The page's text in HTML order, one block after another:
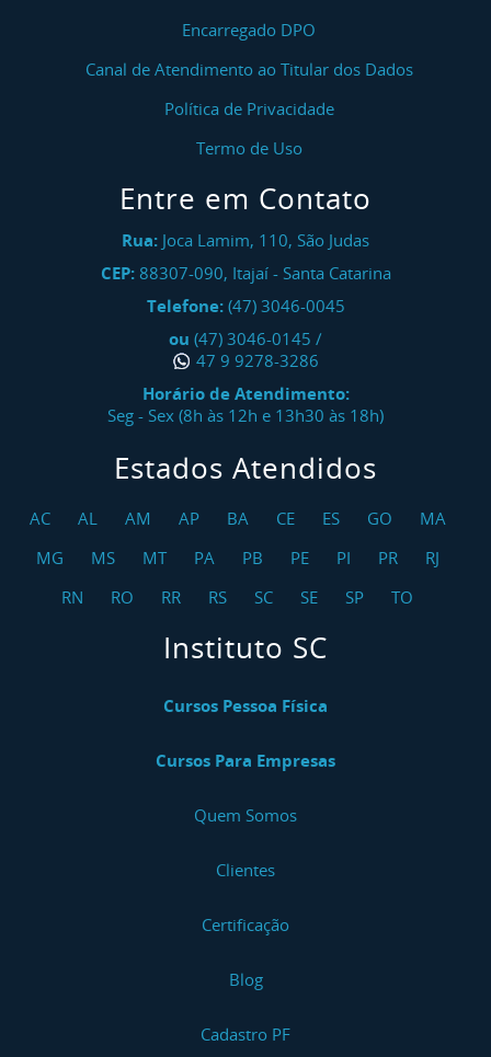
Encarregado DPO
Canal de Atendimento ao Titular dos Dados
Política de Privacidade
Termo de Uso
Entre em Contato
Rua: Joca Lamim, 110, São Judas
CEP: 88307-090, Itajaí- Santa Catarina
Telefone: (47) 3046-0045
ou (47) 3046-0145 /
47 9 9278-3286
Horário de Atendimento:
Seg - Sex (8h às 12h e 13h30 às 18h)
Estados Atendidos
AC AL AM AP BA CE ES GO
MA
MG
MS MT PA PB PE PI PR
RJ
RN
RO RR RS SC SE SP TO
Instituto SC
Cursos Pessoa Física
Cursos Para Empresas
Quem Somos
Clientes
Certificação
Blog
Cadastro PF